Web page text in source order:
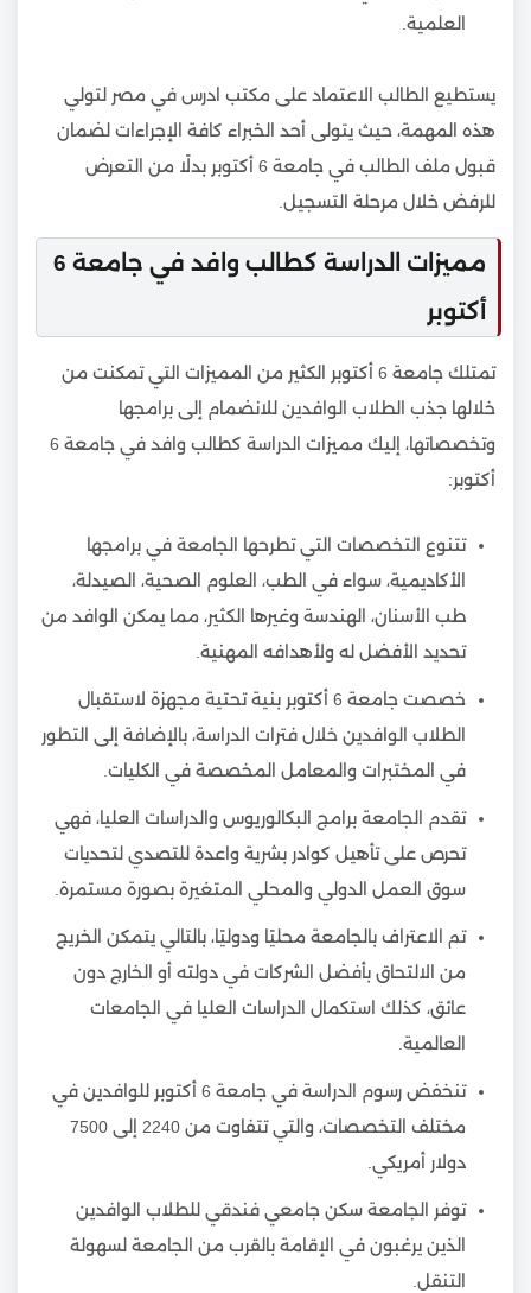
العلمية.
يستطيع الطالب الاعتماد على مكتب ادرس في مصر لتولي
هذه المهمة، حيث يتولى أحد الخبراء كافة الإجراءات لضمان
قبول ملف الطالب في جامعة 6 أكتوبر بدلًا من التعرض
للرفض خلال مرحلة التسجيل.
مميزات الدراسة كطالب وافد في جامعة 6
أكتوبر
تمتلك جامعة 6 أكتوبر الكثير من المميزات التي تمكنت من
خلالها جذب الطلاب الوافدين للانضمام إلى برامجها
وتخصصاتها، إليك مميزات الدراسة كطالب وافد في جامعة 6
أكتوبر:
تتنوع التخصصات التي تطرحها الجامعة في برامجها
الأكاديمية، سواء في الطب، العلوم الصحية، الصيدلة،
طب الأسنان، الهندسة وغيرها الكثير، مما يمكن الوافد من
تحديد الأفضل له ولأهدافه المهنية.
خصصت جامعة 6 أكتوبر بنية تحتية مجهزة لاستقبال
الطلاب الوافدين خلال فترات الدراسة، بالإضافة إلى التطور
في المختبرات والمعامل المخصصة في الكليات.
تقدم الجامعة برامج البكالوريوس والدراسات العليا، فهي
تحرص على تأهيل كوادر بشرية واعدة للتصدي لتحديات
سوق العمل الدولي والمحلي المتغيرة بصورة مستمرة.
تم الاعتراف بالجامعة محليًا ودوليًا، بالتالي يتمكن الخريج
من الالتحاق بأفضل الشركات في دولته أو الخارج دون
عائق، كذلك استكمال الدراسات العليا في الجامعات
العالمية.
تنخفض رسوم الدراسة في جامعة 6 أكتوبر للوافدين في
مختلف التخصصات، والتي تتفاوت من 2240 إلى 7500
دولار أمريكي.
توفر الجامعة سكن جامعي فندقي للطلاب الوافدين
الذين يرغبون في الإقامة بالقرب من الجامعة لسهولة
التنقل.